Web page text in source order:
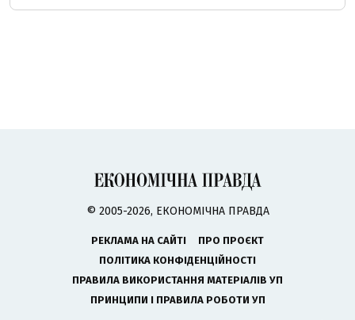
© 2005-2026, ЕКОНОМІЧНА ПРАВДА
РЕКЛАМА НА САЙТІ
ПРО ПРОЄКТ
ПОЛІТИКА КОНФІДЕНЦІЙНОСТІ
ПРАВИЛА ВИКОРИСТАННЯ МАТЕРІАЛІВ УП
ПРИНЦИПИ І ПРАВИЛА РОБОТИ УП